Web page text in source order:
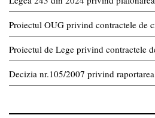
Proiectul OUG privind contractele de
Proiectul de Lege privind contractele
Decizia nr.105/2007 privind